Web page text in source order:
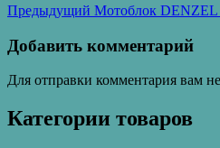
Навигация
по
записям
Предыдущий Предыдущая
Мотоблок DENZEL
Добавить комментарий
Для отправки комментария вам
Категории товаров